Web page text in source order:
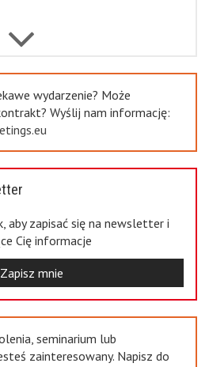
wydarzenie? Może
Wyślij nam informację:
aby zapisać się na newsletter i
Cię informacje
Zapisz mnie
seminarium lub
zainteresowany. Napisz do